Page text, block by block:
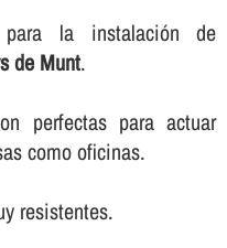
la instalación de
de Munt.
perfectas para actuar
como oficinas.
resistentes.